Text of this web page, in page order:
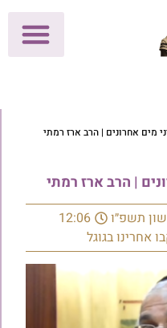
מים אחרונים | הרב ארז רמתי
| הרב ארז רמתי
תשפ״ו
12:06
אחרינו בגוגל